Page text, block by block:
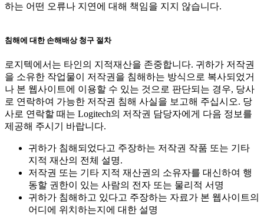
하는 어떤 오류나 지연에 대해 책임을 지지 않습니다.
침해에 대한 손해배상 청구 절차
로지텍에서는 타인의 지적재산을 존중합니다. 귀하가 저작권
을 소유한 작업물이 저작권을 침해하는 방식으로 복사되었거
나 본 웹사이트에 이용할 수 있는 것으로 판단되는 경우, 당사
로 연락하여 가능한 저작권 침해 사실을 보고해 주십시오. 당
사로 연락할 때는 Logitech의 저작권 담당자에게 다음 정보를
제공해 주시기 바랍니다.
귀하가 침해되었다고 주장하는 저작권 작품 또는 기타
지적 재산의 전체 설명.
저작권 또는 기타 지적 재산권의 소유자를 대신하여 행
동할 권한이 있는 사람의 전자 또는 물리적 서명
귀하가 침해하고 있다고 주장하는 자료가 본 웹사이트의
어디에 위치하는지에 대한 설명